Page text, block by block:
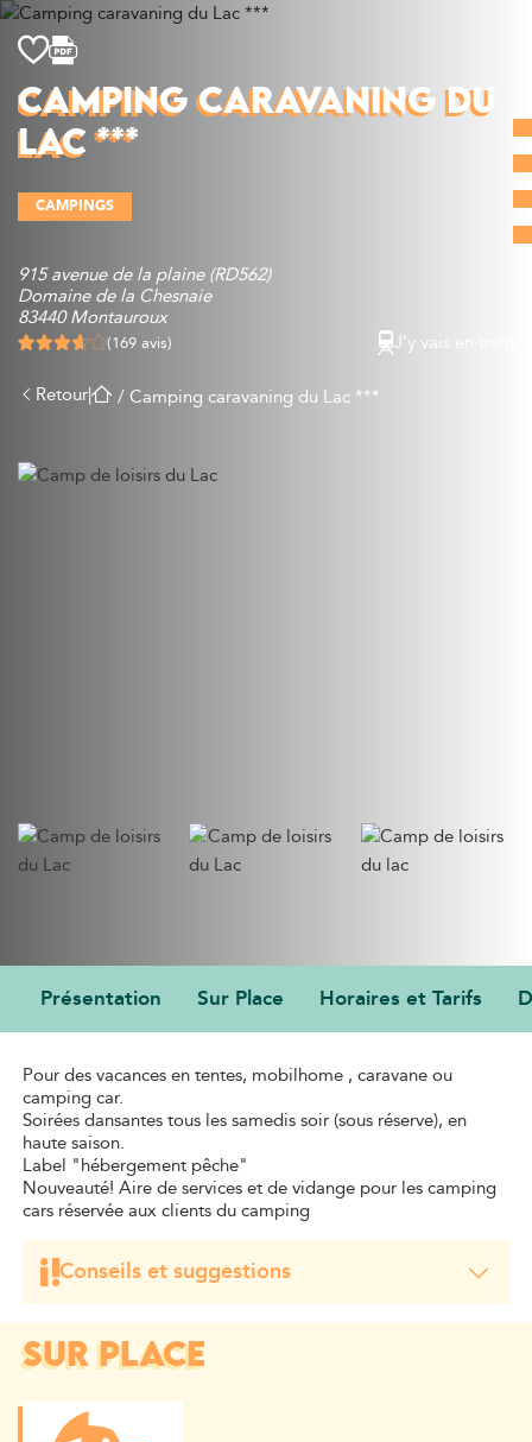
Découvrir
Que faire
Bien manger
Où dormir
Agenda
CAMPING CARAVANING DU
LAC ***
CAMPINGS
915 avenue de la plaine (RD562)
Domaine de la Chesnaie
83440 Montauroux
(169 avis)
J’y vais en train
Retour| /Camping caravaning du Lac ***
Présentation Sur Place Horaires et Tarifs
Pour des vacances en tentes, mobilhome , caravane ou
camping car.
Soirées dansantes tous les samedis soir (sous réserve), en
haute saison.
Label "hébergement pêche"
Nouveauté! Aire de services et de vidange pour les camping
cars réservée aux clients du camping
Conseils et suggestions
Recommandé par le petit futé 2015
SUR PLACE